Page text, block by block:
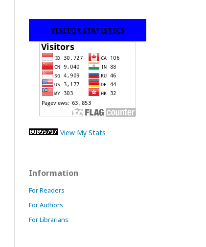
VISITOR STATISTICS
View My Stats
Information
For Readers
For Authors
For Librarians